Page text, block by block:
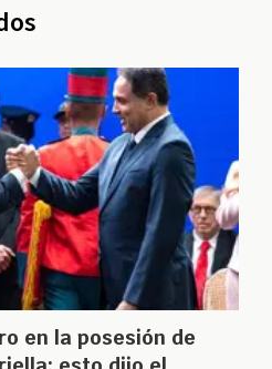
en la posesión de